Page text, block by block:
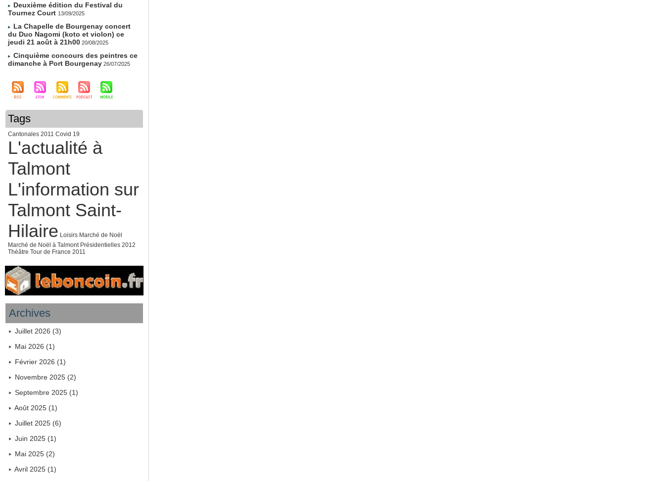
Deuxième édition du Festival du
Tournez Court 13/09/2025
La Chapelle de Bourgenay concert
du Duo Nagomi (koto et violon) ce
jeudi 21 août à 21h00 20/08/2025
Cinquième concours des peintres ce
dimanche à Port Bourgenay 26/07/2025
Tags
Cantonales 2011 Covid 19
L'actualité à
Talmont
L'information sur
Talmont Saint-
Hilaire Loisirs Marché de Noël
Marché de Noël à Talmont Présidentielles 2012
Théâtre Tour de France 2011
Archives
Juillet 2026 (3)
Mai 2026 (1)
Février 2026 (1)
Novembre 2025 (2)
Septembre 2025 (1)
Août 2025 (1)
Juillet 2025 (6)
Juin 2025 (1)
Mai 2025 (2)
Avril 2025 (1)